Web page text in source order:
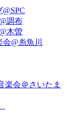
調布
木曽
@糸魚川
会＠さいたま